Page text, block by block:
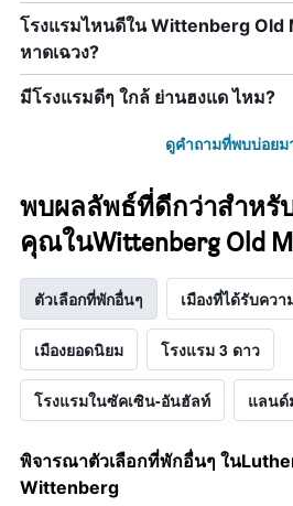
โรงแรมไหนดีใน Wittenberg Old
หาดเฉวง?
มีโรงแรมดีๆ ใกล้ ย่านฮงแด ไหม?
ดูคำถามที่พบบ่อย
พบผลลัพธ์ที่ดีกว่าสำหรั
คุณในWittenberg Old
ตัวเลือกที่พักอื่นๆ เมืองที่ได้รับคว
เมืองยอดนิยม โรงแรม 3 ดาว
โรงแรมในซัคเซิน-อันฮัลท์ แลนด์
พิจารณาตัวเลือกที่พักอื่นๆ ใน
Wittenberg